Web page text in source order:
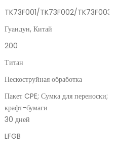
TK73F001/TK73F002/
Гуандун, Китай
200
Титан
Пескоструйная обработка
Пакет CPE; Сумка для переноски;
крафт-бумаги
30 дней
LFGB